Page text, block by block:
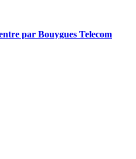
par Bouygues Telecom